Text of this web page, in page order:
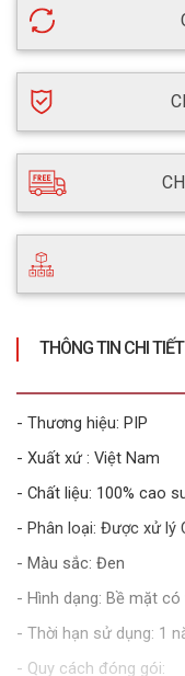
THÔNG TIN CHI TIẾT
- Thương hiệu: PIP
- Xuất xứ : Việt Nam
- Chất liệu: 100% cao
- Phân loại: Được xử lý
- Màu sắc: Đen
- Hình dạng: Bề mặt
- Thời hạn sử dụng: 1
- Quy cách đóng gói: